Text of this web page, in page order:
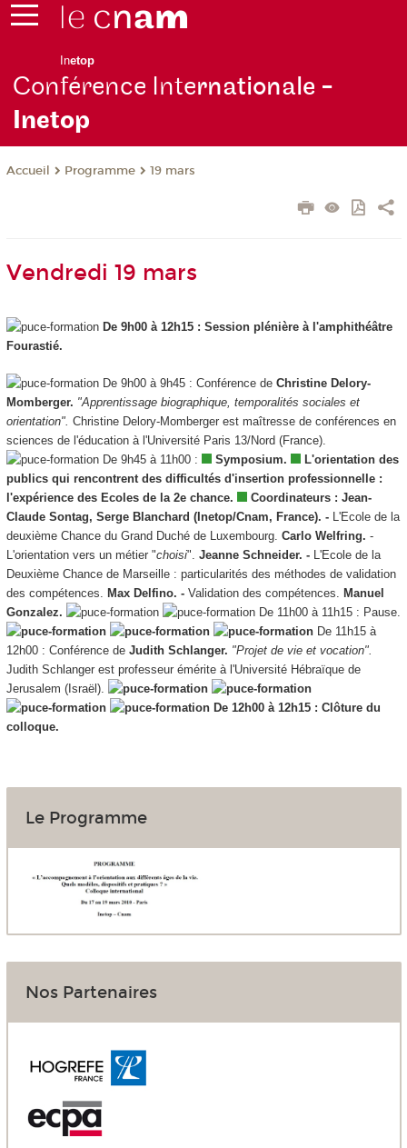
Inetop
Conférence Internationale -
Inetop
Accueil Programme 19 mars
Vendredi 19 mars
De 9h00 à 12h15 : Session plénière à l'amphithéâtre
Fourastié.
De 9h00 à 9h45 : Conférence de Christine Delory-
Momberger. "Apprentissage biographique, temporalités sociales et
orientation". Christine Delory-Momberger est maîtresse de conférences en
sciences de l'éducation à l'Université Paris 13/Nord (France).
De 9h45 à 11h00 :
Symposium.
L'orientation des
publics qui rencontrent des difficultés d'insertion professionnelle :
l'expérience des Ecoles de la 2e chance.
Coordinateurs : Jean-
Claude Sontag, Serge Blanchard (Inetop/Cnam, France). -L'Ecole de la
deuxième Chance du Grand Duché de Luxembourg. Carlo Welfring. -
L'orientation vers un métier "choisi". Jeanne Schneider. -L'Ecole de la
Deuxième Chance de Marseille : particularités des méthodes de validation
des compétences.
Max Delfino. -Validation des compétences.
Manuel
Gonzalez.
De 11h00 à 11h15 : Pause.
De 11h15 à
12h00 : Conférence de Judith Schlanger. "Projet de vie et vocation".
Judith Schlanger est professeur émérite à l'Université Hébraïque de
Jerusalem (Israël).
De 12h00 à 12h15 : Clôture du
colloque.
Le Programme
Nos Partenaires